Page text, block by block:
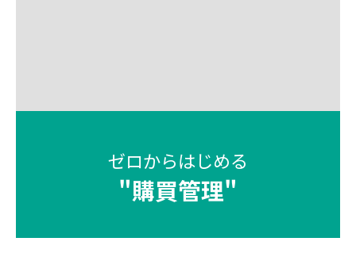
ゼロからはじめる
"購買管理"